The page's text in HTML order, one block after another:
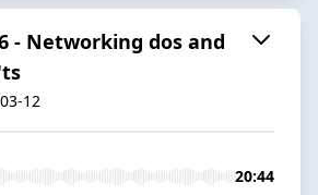
- Networking dos and
12
20:44